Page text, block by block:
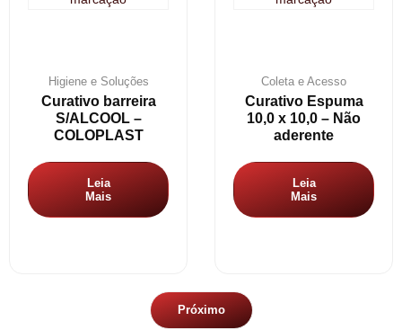
Higiene e Soluções
Curativo barreira
S/ALCOOL –
COLOPLAST
Leia
Mais
Coleta e Acesso
Curativo Espuma
10,0 x 10,0 – Não
aderente
Leia
Mais
Próximo